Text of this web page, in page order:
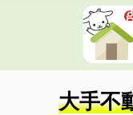
大手不